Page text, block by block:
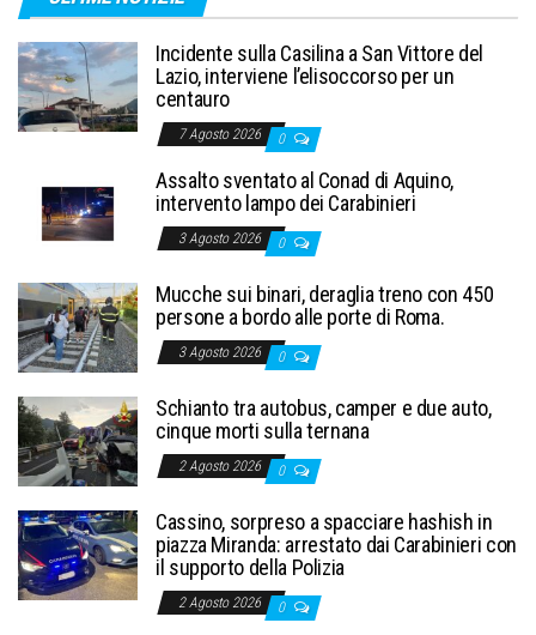
Incidente sulla Casilina a San Vittore del
Lazio, interviene l’elisoccorso per un
centauro
7 Agosto 2026 0
Assalto sventato al Conad di Aquino,
intervento lampo dei Carabinieri
3 Agosto 2026 0
Mucche sui binari, deraglia treno con 450
persone a bordo alle porte di Roma.
3 Agosto 2026 0
Schianto tra autobus, camper e due auto,
cinque morti sulla ternana
2 Agosto 2026 0
Cassino, sorpreso a spacciare hashish in
piazza Miranda: arrestato dai Carabinieri con
il supporto della Polizia
2 Agosto 2026 0